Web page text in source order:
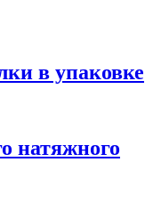
в упаковке
натяжного